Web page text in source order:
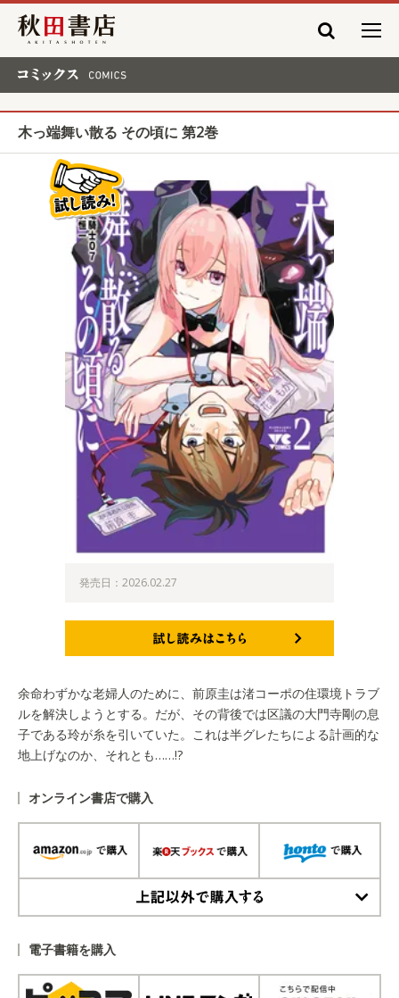
秋田書店
木っ端舞い散る その頃に 第2巻
発売日：2026.02.27
余命わずかな老婦人のために、前原圭は渚コーポの住環境トラブ
ルを解決しようとする。だが、その背後では区議の大門寺剛の息
子である玲が糸を引いていた。これは半グレたちによる計画的な
地上げなのか、それとも……!?
オンライン書店で購入
電子書籍を購入